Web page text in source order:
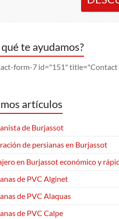
qué te ayudamos?
form-7 id="151" title="Contact
artículos
de Burjassot
de persianas en Burjassot
en Burjassot económico y
de PVC Alginet
de PVC Alaquas
de PVC Calpe